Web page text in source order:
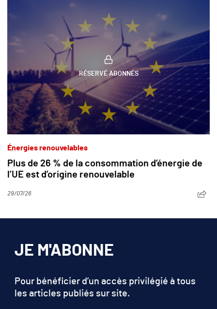
RÉSERVÉ ABONNÉS
Énergies renouvelables
Plus de 26 % de la consommation d’énergie de
l’UE est d’origine renouvelable
29/07/26
JE M'ABONNE
Pour bénéficier d’un accès privilégié à tous
les articles publiés sur site.